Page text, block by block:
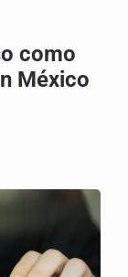
como
México